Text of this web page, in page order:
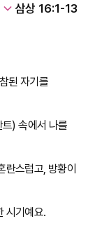
삼상 16:1-13
된 자기를
) 속에서 나를
란스럽고, 방황이
시기예요.